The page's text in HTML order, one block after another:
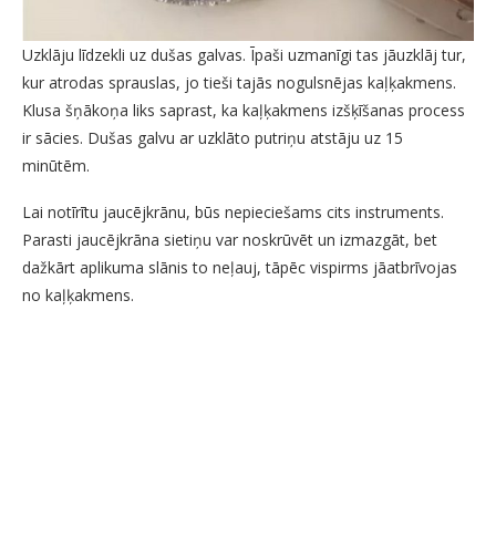
Uzklāju līdzekli uz dušas galvas. Īpaši uzmanīgi tas jāuzklāj tur,
kur atrodas sprauslas, jo tieši tajās nogulsnējas kaļķakmens.
Klusa šņākoņa liks saprast, ka kaļķakmens izšķīšanas process
ir sācies. Dušas galvu ar uzklāto putriņu atstāju uz 15
minūtēm.
Lai notīrītu jaucējkrānu, būs nepieciešams cits instruments.
Parasti jaucējkrāna sietiņu var noskrūvēt un izmazgāt, bet
dažkārt aplikuma slānis to neļauj, tāpēc vispirms jāatbrīvojas
no kaļķakmens.